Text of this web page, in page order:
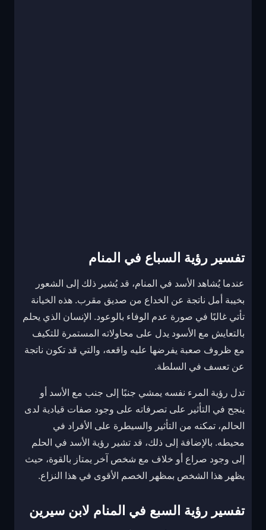
تفسير رؤية السباع في المنام
عندما يُشاهد الأسد في المنام، قد يُشير ذلك إلى الشعور
بخيبة أمل ناتجة عن الخداع من صديق مقرب. هذه الخيانة
تأتي غالبًا في صورة عدم الوفاء بالوعود. الإنسان الذي يحلم
بالتعايش مع الأسود يدل على محاولاته المستمرة للتكيف
مع ظروف صعبة يفرضها عليه واقعه، والتي قد تكون ناتجة
عن تعسف في السلطة.
تدل رؤية المرء نفسه يمشي جنبًا إلى جنب مع الأسد أو
ينجح في التأثير على تصرفاته على وجود صفات قيادية لدى
الحالم، تمكنه من التأثير والسيطرة على الأفراد في
محيطه. بالإضافة إلى ذلك، قد تشير رؤية الأسد في الحلم
إلى وجود صراع أو خلاف مع شخص آخر يمتاز بالقوة، حيث
يظهر هذا الشخص بمظهر الخصم الأقوى في هذا النزاع.
تفسير رؤية السبع في المنام لابن سيرين